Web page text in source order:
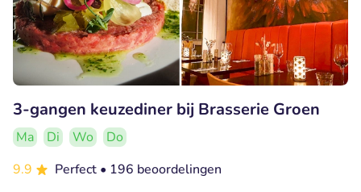
3-gangen keuzediner bij Brasserie Groen
Ma Di Wo
Do
9.9
Perfect • 196 beoordelingen